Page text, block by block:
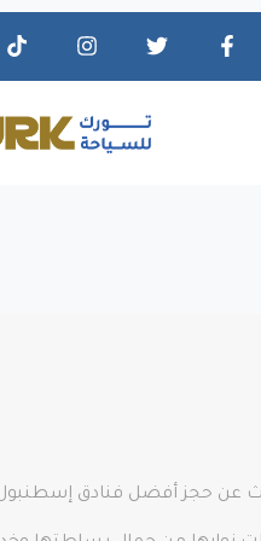
عن حجز أفضل فنادق